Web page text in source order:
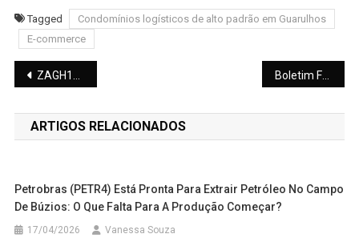
Tagged
Condomínios logísticos de alto padrão em Guarulhos
E-commerce
Navegação
de
Post
ZAGH11: Dividendos de Março de 2026 e Estratégia de Reciclagem de Ativos
ARTIGOS RELACIONADOS
Petrobras (PETR4) Está Pronta Para Extrair Petróleo No Campo
De Búzios: O Que Falta Para A Produção Começar?
17/04/2026 Vanessa Souza